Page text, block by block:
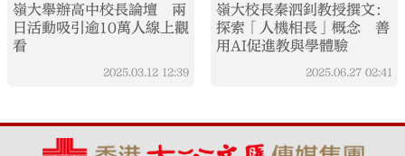
嶺大舉辦高中校長論壇 兩
日活動吸引逾10萬人線上觀
看
2025.03.12 12:39
嶺大校長秦泗釗教授撰文：
探索「人機相長」概念 善
用AI促進教與學體驗
2025.06.27 02:41